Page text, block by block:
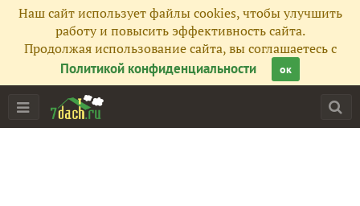
Наш сайт использует файлы cookies, чтобы улучшить
работу и повысить эффективность сайта.
Продолжая использование сайта, вы соглашаетесь с
Политикой конфиденциальности
ок